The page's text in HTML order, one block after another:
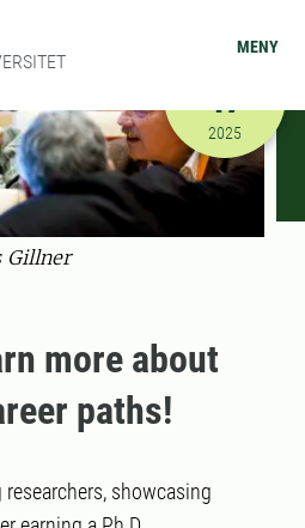
MENY
Gillner
2025-09-
17
2025
more about
paths!
showcasing